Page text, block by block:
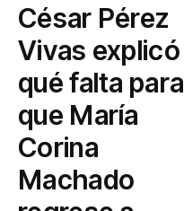
César Pérez
Vivas explicó
qué falta para
que María
Corina
Machado